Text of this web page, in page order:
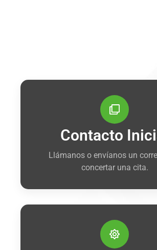
Contacto
Llámanos o envíanos un
concertar una cita.